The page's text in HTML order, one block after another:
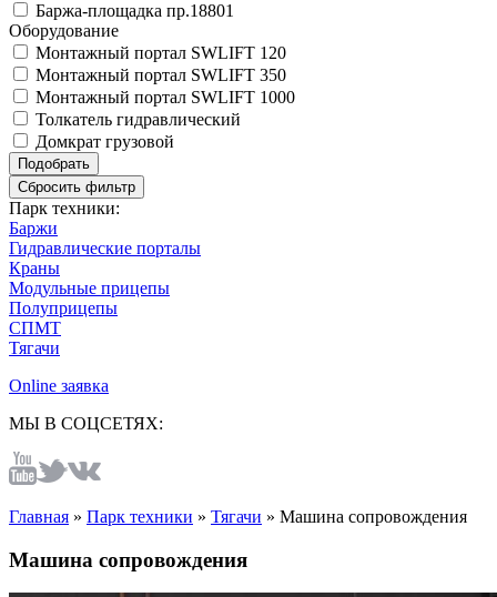
Баржа-площадка пр.18801
Оборудование
Монтажный портал SWLIFT 120
Монтажный портал SWLIFT 350
Монтажный портал SWLIFT 1000
Толкатель гидравлический
Домкрат грузовой
Парк техники:
Баржи
Гидравлические порталы
Краны
Модульные прицепы
Полуприцепы
СПМТ
Тягачи
Online заявка
МЫ В СОЦСЕТЯХ:
Главная » Парк техники » Тягачи » Машина сопровождения
Машина сопровождения